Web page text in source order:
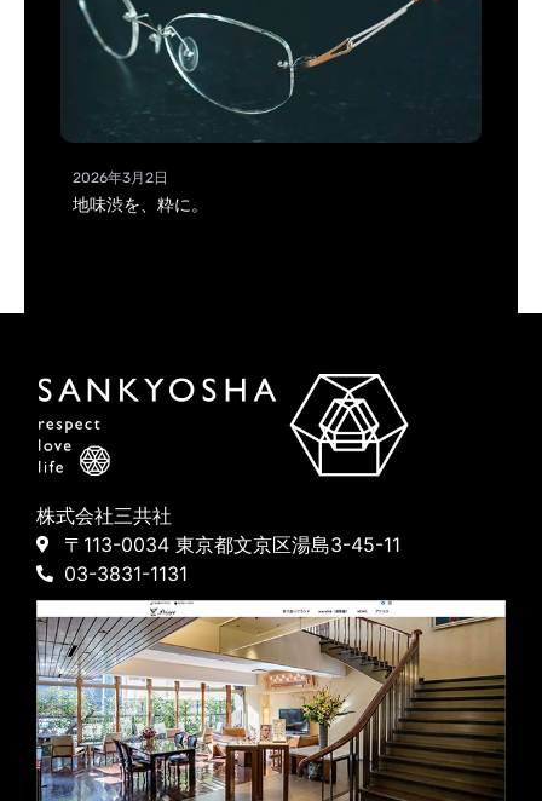
2026年3月2日
地味渋を、粋に。
株式会社三共社
〒113-0034 東京都文京区湯島3-45-11
03-3831-1131